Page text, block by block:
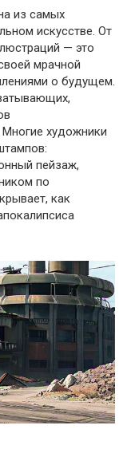
из самых
искусстве. От
— это
мрачной
о будущем.
художники
пейзаж,
по
как